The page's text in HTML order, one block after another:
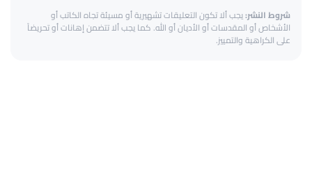
شروط النشر:يجب ألا تكون التعليقات تشهيرية أو مسيئة تجاه الكاتب أو
الأشخاص أو المقدسات أو الأديان أو الله. كما يجب ألا تتضمن إهانات أو تحريضاً
على الكراهية والتمييز.